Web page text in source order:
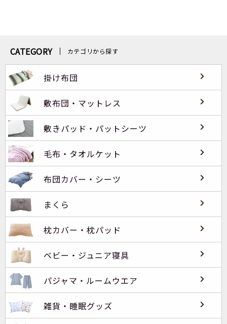
CATEGORY カテゴリから探す
掛け布団
敷布団・マットレス
敷きパッド・パットシーツ
毛布・タオルケット
布団カバー・シーツ
まくら
枕カバー・枕パッド
ベビー・ジュニア寝具
パジャマ・ルームウエア
雑貨・睡眠グッズ